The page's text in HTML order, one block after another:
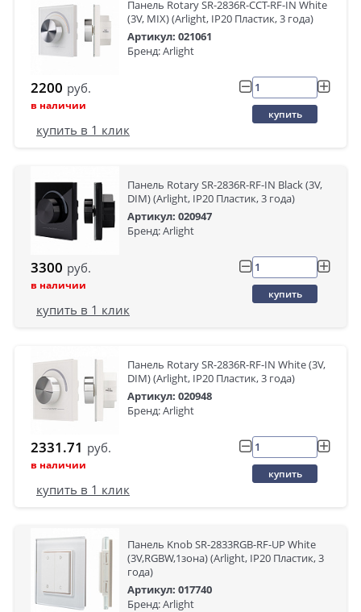
Панель Rotary SR-2836R-CCT-RF-IN White
(3V, MIX) (Arlight, IP20 Пластик, 3 года)
Артикул: 021061
Бренд: Arlight
2200 руб.
в наличии
купить
купить в 1 клик
Панель Rotary SR-2836R-RF-IN Black (3V,
DIM) (Arlight, IP20 Пластик, 3 года)
Артикул: 020947
Бренд: Arlight
3300 руб.
в наличии
купить
купить в 1 клик
Панель Rotary SR-2836R-RF-IN White (3V,
DIM) (Arlight, IP20 Пластик, 3 года)
Артикул: 020948
Бренд: Arlight
2331.71 руб.
в наличии
купить
купить в 1 клик
Панель Knob SR-2833RGB-RF-UP White
(3V,RGBW,1зона) (Arlight, IP20 Пластик, 3
года)
Артикул: 017740
Бренд: Arlight